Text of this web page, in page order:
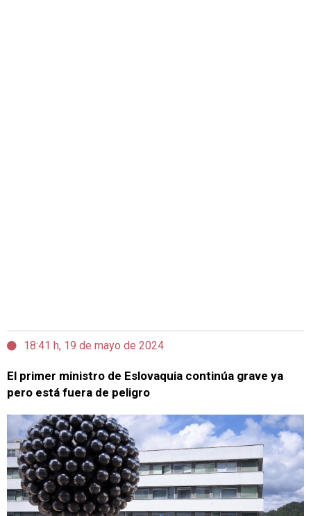
18:41 h, 19 de mayo de 2024
El primer ministro de Eslovaquia continúa grave ya
pero está fuera de peligro